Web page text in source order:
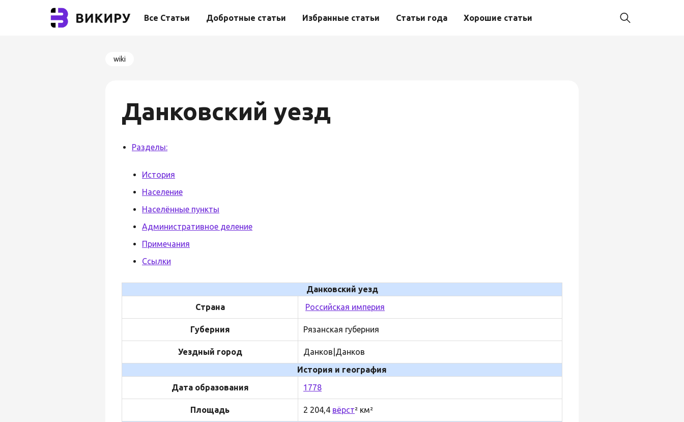
Все Статьи Добротные статьи Избранные статьи Статьи года Хорошие статьи
wiki
Данковский уезд
Разделы:
История
Население
Населённые пункты
Административное деление
Примечания
Ссылки
Данковский уезд
Страна
Российская империя
Губерния Рязанская губерния
Уездный город
Данков|Данков
История и география
Дата образования
1778
Площадь 2 204,4 вёрст² км²